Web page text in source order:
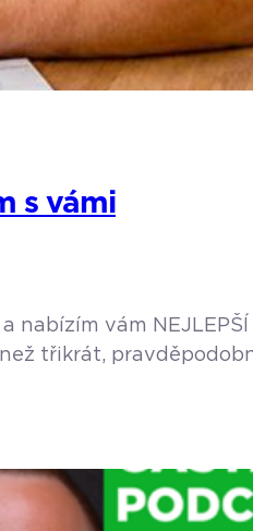
s vámi
nabízím vám
třikrát,